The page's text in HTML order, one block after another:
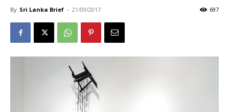
By Sri Lanka Brief - 21/09/2017 697